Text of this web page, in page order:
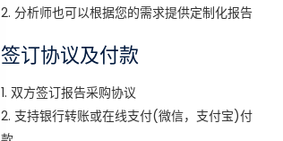
2. 分析师也可以根据您的需求提供定制化报告
签订协议及付款
1. 双方签订报告采购协议
2. 支持银行转账或在线支付(微信，支付宝)付